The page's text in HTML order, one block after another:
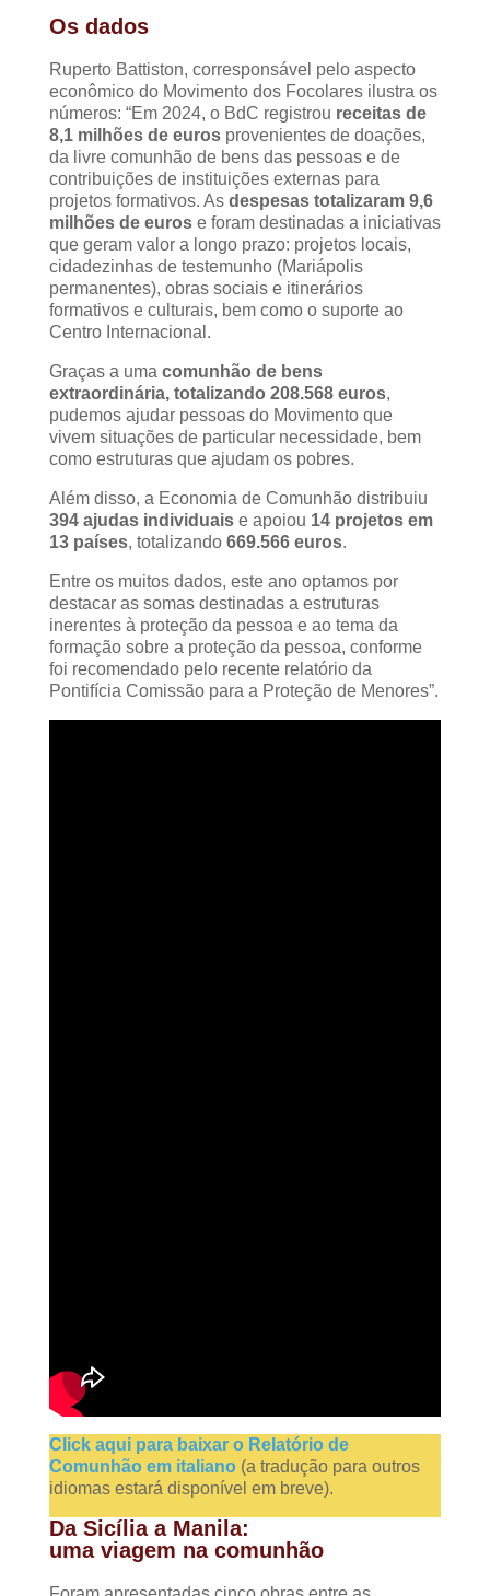
Os dados
Ruperto Battiston, corresponsável pelo aspecto
econômico do Movimento dos Focolares ilustra os
números: “Em 2024, o BdC registrou receitas de
8,1 milhões de eurosprovenientes de doações,
da livre comunhão de bens das pessoas e de
contribuições de instituições externas para
projetos formativos. As despesas totalizaram 9,6
milhões de eurose foram destinadas a iniciativas
que geram valor a longo prazo: projetos locais,
cidadezinhas de testemunho (Mariápolis
permanentes), obras sociais e itinerários
formativos e culturais, bem como o suporte ao
Centro Internacional.
Graças a uma comunhão de bens
extraordinária, totalizando 208.568 euros,
pudemos ajudar pessoas do Movimento que
vivem situações de particular necessidade, bem
como estruturas que ajudam os pobres.
Além disso, a Economia de Comunhão distribuiu
394 ajudas individuaise apoiou 14 projetos em
13 países, totalizando 669.566 euros.
Entre os muitos dados, este ano optamos por
destacar as somas destinadas a estruturas
inerentes à proteção da pessoa e ao tema da
formação sobre a proteção da pessoa, conforme
foi recomendado pelo recente relatório da
Pontifícia Comissão para a Proteção de Menores”.
Click aqui para baixar o Relatório de
Comunhão em italiano(a tradução para outros
idiomas estará disponível em breve).
Da Sicília a Manila:
uma viagem na comunhão